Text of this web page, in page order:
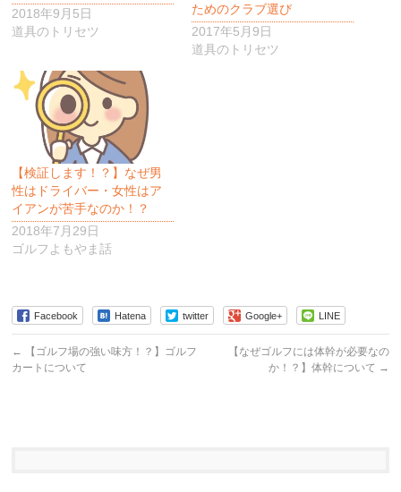
2018年9月5日
道具のトリセツ
ためのクラブ選び
2017年5月9日
道具のトリセツ
【検証します！？】なぜ男
性はドライバー・女性はア
イアンが苦手なのか！？
2018年7月29日
ゴルフよもやま話
Facebook Hatena twitter Google+ LINE
←
【ゴルフ場の強い味方！？】ゴルフ
カートについて
【なぜゴルフには体幹が必要なの
か！？】体幹について →